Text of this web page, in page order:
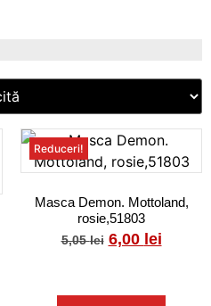
Reduceri!
Masca Demon. Mottoland,
rosie,51803
5,05lei 6,00 lei